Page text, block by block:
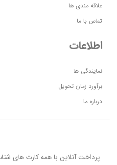
علاقه مندی ها
تماس با ما
اطلاعات
نمایندگی ها
برآورد زمان تحویل
درباره ما
پرداخت آنلاین با همه کارت های